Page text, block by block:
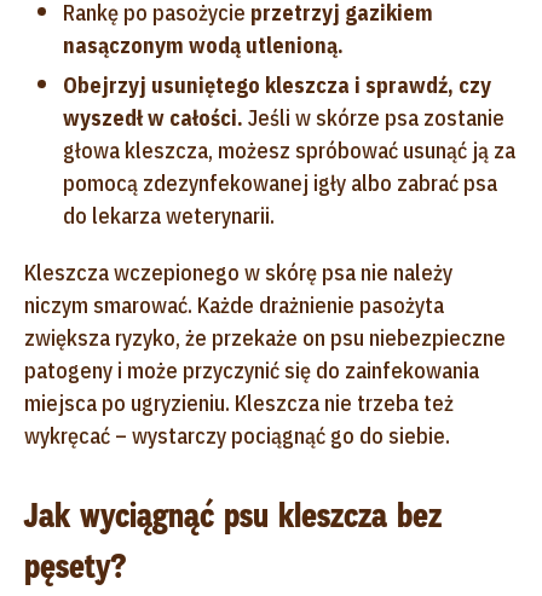
Rankę po pasożycie przetrzyj gazikiem
nasączonym wodą utlenioną.
Obejrzyj usuniętego kleszcza i sprawdź, czy
wyszedł w całości. Jeśli w skórze psa zostanie
głowa kleszcza, możesz spróbować usunąć ją za
pomocą zdezynfekowanej igły albo zabrać psa
do lekarza weterynarii.
Kleszcza wczepionego w skórę psa nie należy
niczym smarować. Każde drażnienie pasożyta
zwiększa ryzyko, że przekaże on psu niebezpieczne
patogeny i może przyczynić się do zainfekowania
miejsca po ugryzieniu. Kleszcza nie trzeba też
wykręcać – wystarczy pociągnąć go do siebie.
Jak wyciągnąć psu kleszcza bez
pęsety?